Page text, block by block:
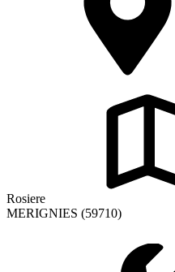
Rosiere
MERIGNIES (59710)